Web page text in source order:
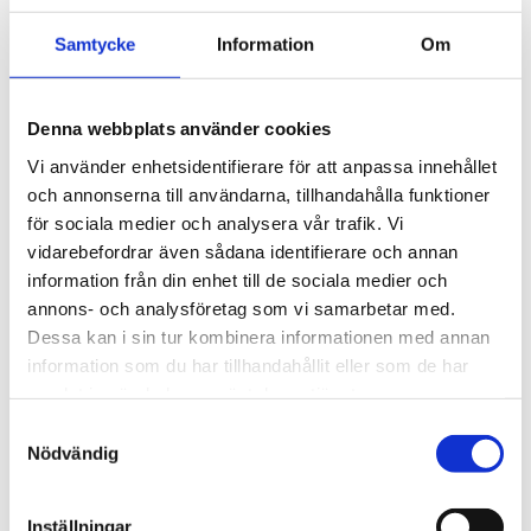
Samtycke Information Om
Denna webbplats använder cookies
Vi använder enhetsidentifierare för att anpassa innehållet
och annonserna till användarna, tillhandahålla funktioner
för sociala medier och analysera vår trafik. Vi
vidarebefordrar även sådana identifierare och annan
information från din enhet till de sociala medier och
annons- och analysföretag som vi samarbetar med.
Dessa kan i sin tur kombinera informationen med annan
information som du har tillhandahållit eller som de har
Nödvändig
Inställningar
Artikelnr
20000214
Tillverkare
Skarvmuffar för skarvning av VP-rör och flexslang.
750N.
Kan gjutas in i betong.
Längd: Ø16-50 = 80mm